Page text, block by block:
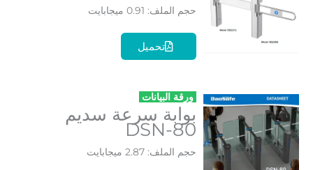
حجم الملف: 0.91 ميجابايت
تحميل
ورقة البيانات
بوابة سرعة سديم
DSN-80
حجم الملف: 2.87 ميجابايت